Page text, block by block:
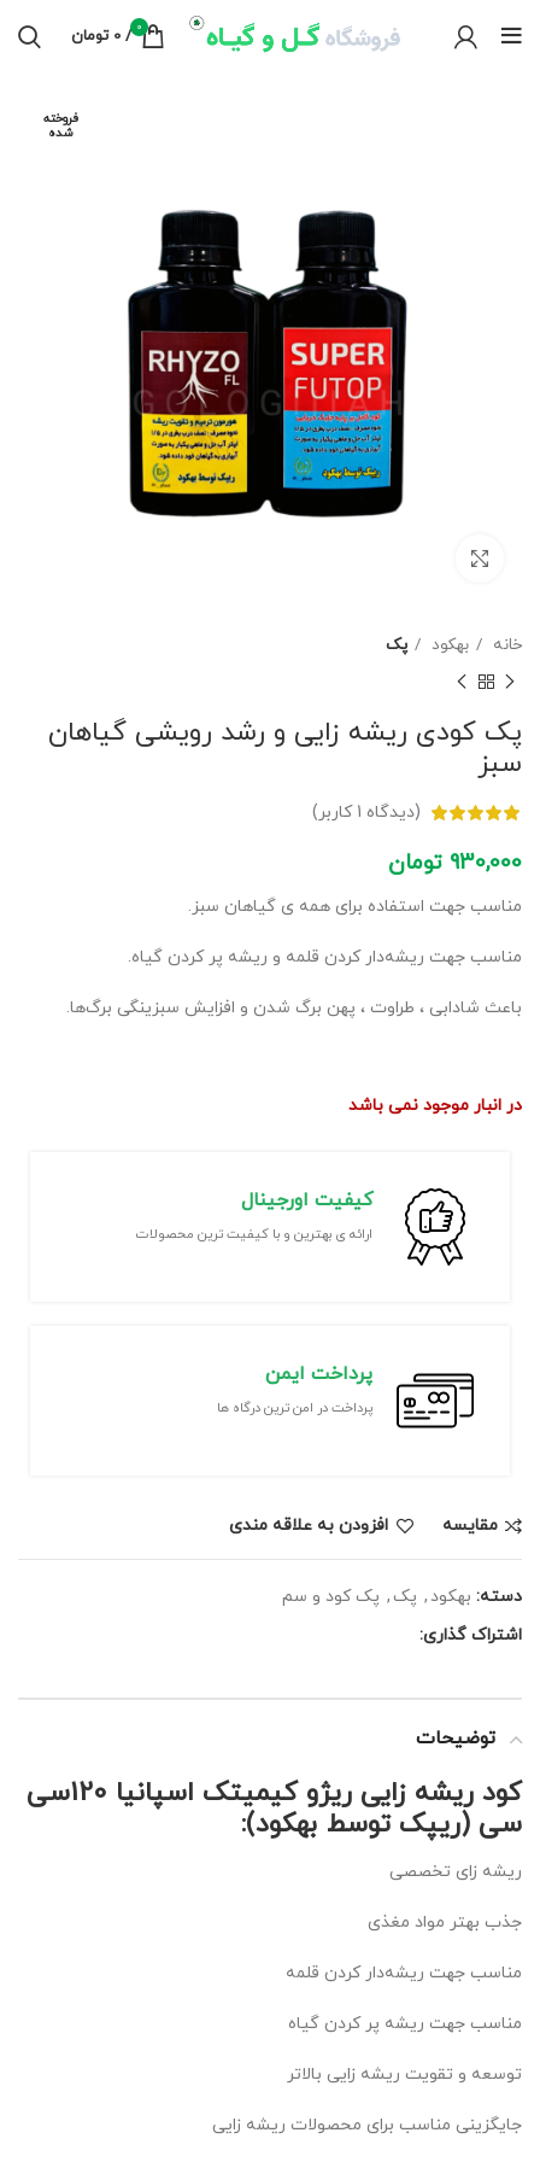
0
/
0 تومان
فروخته
شده
خانه بهکود پک
پک کودی ریشه زایی و رشد رویشی گیاهان
سبز
(دیدگاه 1 کاربر)
930,000 تومان
مناسب جهت استفاده برای همه ی گیاهان سبز.
مناسب جهت ریشه‌دار کردن قلمه و ریشه پر کردن گیاه.
باعث شادابی ، طراوت ، پهن برگ شدن و افزایش سبزینگی برگ‌ها.
در انبار موجود نمی باشد
کیفیت اورجینال
ارائه ی بهترین و با کیفیت ترین محصولات
پرداخت ایمن
پرداخت در امن ترین درگاه ها
مقايسه افزودن به علاقه مندی
دسته: بهکود , پک , پک کود و سم
اشتراک گذاری:
توضیحات
کود ریشه زایی ریژو کیمیتک اسپانیا 120سی
سی (ریپک توسط بهکود):
ریشه زای تخصصی
جذب بهتر مواد مغذی
مناسب جهت ریشه‌دار کردن قلمه
مناسب جهت ریشه پر کردن گیاه
توسعه و تقویت ریشه زایی بالاتر
جایگزینی مناسب برای محصولات ریشه زایی